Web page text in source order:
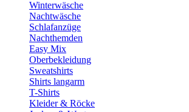
Winterwäsche
Nachtwäsche
Schlafanzüge
Nachthemden
Easy Mix
Oberbekleidung
Sweatshirts
Shirts langarm
T-Shirts
Kleider & Röcke